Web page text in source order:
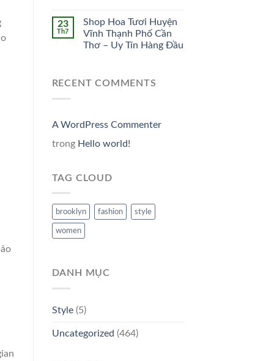
23
Th7
Shop Hoa Tươi Huyện
Vĩnh Thạnh Phố Cần
Thơ – Uy Tín Hàng Đầu
RECENT COMMENTS
A WordPress Commenter
trong Hello world!
TAG CLOUD
brooklyn fashion style
women
DANH MỤC
Style(5)
Uncategorized (464)